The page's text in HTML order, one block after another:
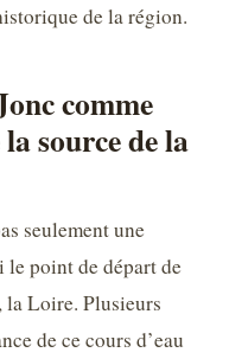
de la région.
comme
source de la
seulement une
point de départ de
la Loire. Plusieurs
de ce cours d’eau